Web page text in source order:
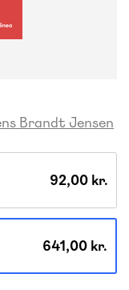
Brandt Jensen
92,00 kr.
641,00 kr.